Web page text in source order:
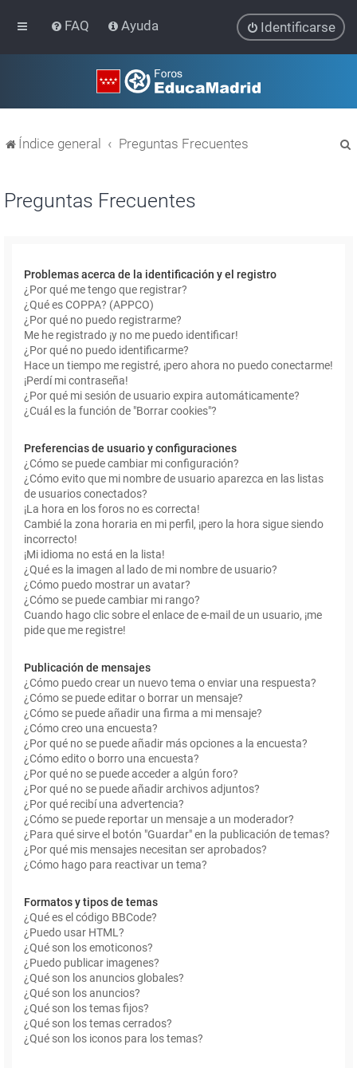
FAQ Ayuda Identificarse
Índice general Preguntas Frecuentes
Preguntas Frecuentes
Problemas acerca de la identificación y el registro
¿Por qué me tengo que registrar?
¿Qué es COPPA? (APPCO)
¿Por qué no puedo registrarme?
Me he registrado ¡y no me puedo identificar!
¿Por qué no puedo identificarme?
Hace un tiempo me registré, ¡pero ahora no puedo conectarme!
¡Perdí mi contraseña!
¿Por qué mi sesión de usuario expira automáticamente?
¿Cuál es la función de "Borrar cookies"?
Preferencias de usuario y configuraciones
¿Cómo se puede cambiar mi configuración?
¿Cómo evito que mi nombre de usuario aparezca en las listas
de usuarios conectados?
¡La hora en los foros no es correcta!
Cambié la zona horaria en mi perfil, ¡pero la hora sigue siendo
incorrecto!
¡Mi idioma no está en la lista!
¿Qué es la imagen al lado de mi nombre de usuario?
¿Cómo puedo mostrar un avatar?
¿Cómo se puede cambiar mi rango?
Cuando hago clic sobre el enlace de e-mail de un usuario, ¡me
pide que me registre!
Publicación de mensajes
¿Cómo puedo crear un nuevo tema o enviar una respuesta?
¿Cómo se puede editar o borrar un mensaje?
¿Cómo se puede añadir una firma a mi mensaje?
¿Cómo creo una encuesta?
¿Por qué no se puede añadir más opciones a la encuesta?
¿Cómo edito o borro una encuesta?
¿Por qué no se puede acceder a algún foro?
¿Por qué no se puede añadir archivos adjuntos?
¿Por qué recibí una advertencia?
¿Cómo se puede reportar un mensaje a un moderador?
¿Para qué sirve el botón "Guardar" en la publicación de temas?
¿Por qué mis mensajes necesitan ser aprobados?
¿Cómo hago para reactivar un tema?
Formatos y tipos de temas
¿Qué es el código BBCode?
¿Puedo usar HTML?
¿Qué son los emoticonos?
¿Puedo publicar imagenes?
¿Qué son los anuncios globales?
¿Qué son los anuncios?
¿Qué son los temas fijos?
¿Qué son los temas cerrados?
¿Qué son los iconos para los temas?